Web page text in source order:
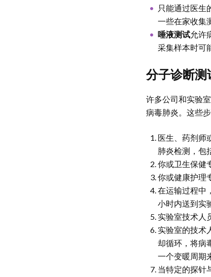
只能通过医生
一些在家收集
唾液测试允许
采集样本时可
分子诊断测
许多公司和实验
病毒肺炎。这些
医生、药剂师
肺炎检测，包
你或卫生保健
你或健康护理
在运输过程中
小时内送到实
实验室技术人
实验室的技术
却循环，将病
一个变暖周期
当特定的探针